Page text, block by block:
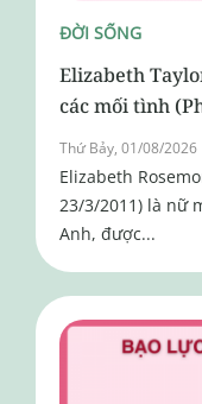
ĐỜI SỐNG
Elizabeth
các mối tình
Thứ Bảy, 01/08/2026
Elizabeth
23/3/2011) là nữ
Anh, được...